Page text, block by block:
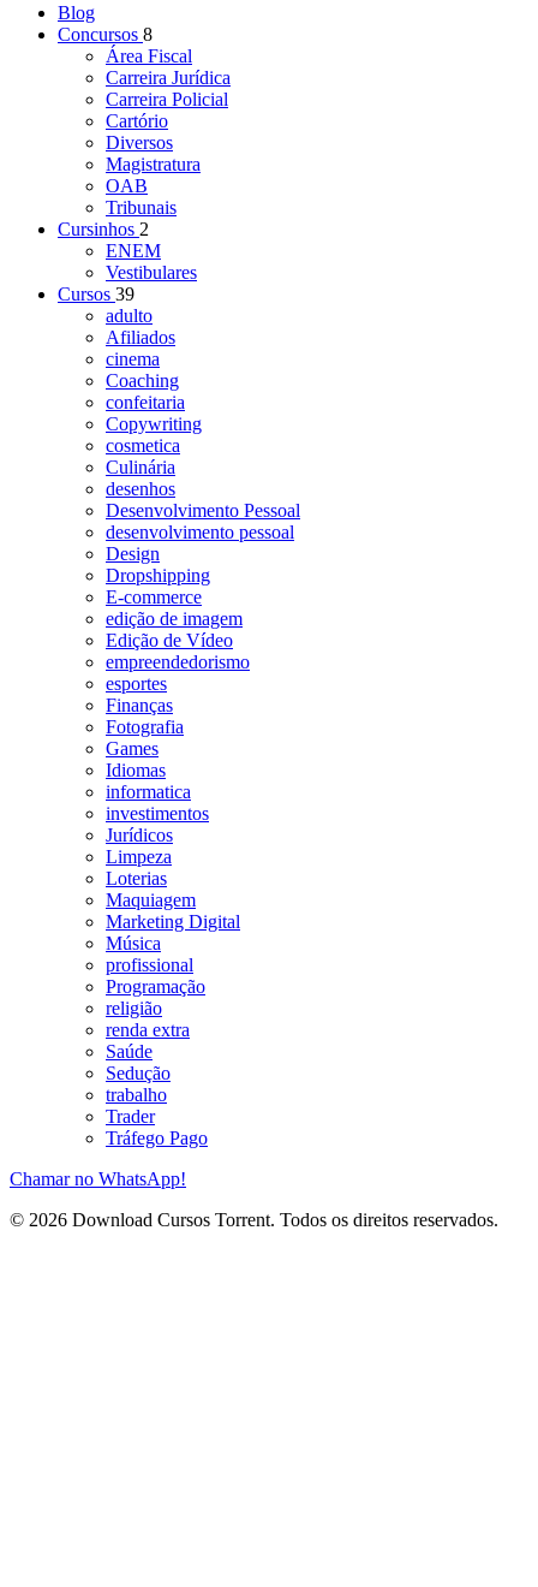
Blog
Concursos 8
Área Fiscal
Carreira Jurídica
Carreira Policial
Cartório
Diversos
Magistratura
OAB
Tribunais
Cursinhos 2
ENEM
Vestibulares
Cursos 39
adulto
Afiliados
cinema
Coaching
confeitaria
Copywriting
cosmetica
Culinária
desenhos
Desenvolvimento Pessoal
desenvolvimento pessoal
Design
Dropshipping
E-commerce
edição de imagem
Edição de Vídeo
empreendedorismo
esportes
Finanças
Fotografia
Games
Idiomas
informatica
investimentos
Jurídicos
Limpeza
Loterias
Maquiagem
Marketing Digital
Música
profissional
Programação
religião
renda extra
Saúde
Sedução
trabalho
Trader
Tráfego Pago
Chamar no WhatsApp!
© 2026 Download Cursos Torrent. Todos os direitos reservados.